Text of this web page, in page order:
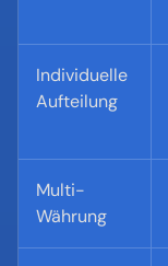
Individuelle
Aufteilung
Multi-
Währung